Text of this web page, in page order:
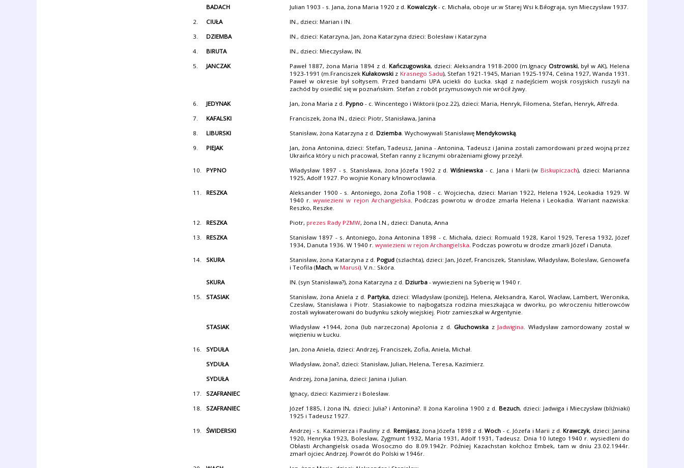
BADACH
Julian 1903 - s. Jana, żona Maria 1920 z d. Kowalczyk- c. Michała, oboje ur.w Starej Wsi k.Biłograja, syn Mieczysław 1937.
2.
CIUŁA
IN., dzieci: Marian i IN.
3.
DZIEMBA
IN., dzieci: Katarzyna, Jan, żona Katarzyna dzieci: Bolesław i Katarzyna
4.
BIRUTA
IN., dzieci: Mieczysław, IN.
5.
JANCZAK Paweł 1887, żona Maria 1894 z d. Kańczugowska, dzieci: Aleksandra 1918-2000 (m.Ignacy Ostrowski, był w AK), Helena
1923-1991 (m.Franciszek Kułakowski z Krasnego Sadu), Stefan 1921-1945, Marian 1925-1974, Celina 1927, Wanda 1931.
Paweł w okresie był sołtysem. Przed bandami UPA uciekli do Łucka. skąd z nadejściem wojsk rosyjskich ruszyli na
zachód by osiedlić się w poznańskim. Stefan z robót przymusowych nie wrócił żywy.
6.
JEDYNAK Jan, żona Maria z d. Pypno - c. Wincentego i Wiktorii (poz.22), dzieci: Maria, Henryk, Filomena, Stefan, Henryk, Alfreda.
7.
KAFALSKI
Franciszek, żona IN., dzieci: Piotr, Stanisława, Janina
8.
LIBURSKI Stanisław, żona Katarzyna z d. Dziemba. Wychowywali Stanisławę Mendykowską.
9.
PIEJAK
Jan, żona Antonina, dzieci: Stefan, Tadeusz, Janina - Antonina, Tadeusz i Janina zostali zamordowani przed wojną przez
Ukraińca który u nich pracował, Stefan ranny z licznymi obrażeniami głowy przeżył.
10.
PYPNO Władysław 1897 - s. Stanisława, żona Józefa 1902 z d.Wiśniewska - c. Jana i Marii (w Biskupiczach), dzieci: Marianna
1925, Adolf 1927. Po wojnie Konary k/Inowrocławia.
11.
RESZKA
Aleksander 1900 - s. Antoniego, żona Zofia 1908 - c. Wojciecha, dzieci: Marian 1922, Helena 1924, Leokadia 1929. W
1940 r.wywiezieni w rejon Archangielska. Podczas powrotu w drodze zmarła Helena i Leokadia. Wariant nazwiska:
Reszko, Reszke.
12.
RESZKA Piotr, prezes Rady PZMW, żona I.N., dzieci: Danuta, Anna
13.
RESZKA
Stanisław 1897 - s. Antoniego, żona Antonina 1898 - c. Michała, dzieci: Romuald 1928, Karol 1929, Teresa 1932, Józef
1934, Danuta 1936. W 1940 r.wywiezieni w rejon Archangielska. Podczas powrotu w drodze zmarli Józef i Danuta.
14.
SKURA Stanisław, żona Katarzyna z d. Pogud (szlachta), dzieci: Jan, Józef, Franciszek, Stanisław, Władysław, Bolesław, Genowefa
i Teofila (Mach, w Marusi). V.n.: Skóra.
SKURA
IN. (syn Stanisława?), żona Katarzyna z d. Dziurba - wywiezieni na Syberię w 1940 r.
15.
STASIAK Stanisław, żona Aniela z d. Partyka, dzieci: Władysław (poniżej), Helena, Aleksandra, Karol, Wacław, Lambert, Weronika,
Czesław, Stanisława i Piotr. Stasiakowie to najbogatsza rodzina mieszkająca w dworku, po wkroczeniu hitlerowców
zostali wykwaterowani do budynku szkoły wiejskiej. Piotr zamieszkał w Argentynie.
STASIAK
Władysław +1944, żona (lub narzeczona) Apolonia z d. Głuchowska z Jadwigina. Władysław zamordowany został w
więzieniu w Łucku.
16.
SYDUŁA
Jan, żona Aniela, dzieci: Andrzej, Franciszek, Zofia, Aniela, Michał.
SYDUŁA
Władysław, żona?, dzieci: Stanisław, Julian, Helena, Teresa, Kazimierz.
SYDUŁA
Andrzej, żona Janina, dzieci: Janina i Julian.
17.
SZAFRANIEC
Ignacy, dzieci: Kazimierz i Bolesław.
18.
SZAFRANIEC Józef 1885, I żona IN, dzieci: Julia? i Antonina?. II żona Karolina 1900 z d. Bezuch, dzieci: Jadwiga i Mieczysław (bliźniaki)
1925 i Tadeusz 1927.
19.
ŚWIDERSKI Andrzej - s. Kazimierza i Pauliny z d. Remijasz, żona Józefa 1898 z d.Woch - c. Józefa i Marii z d. Krawczyk, dzieci: Janina
1920, Henryka 1923, Bolesław, Zygmunt 1932, Maria 1931, Adolf 1931, Tadeusz. Dnia 10 lutego 1940 r. wysiedleni do
Obłasti Archangielsk osada Wosoczno do 8.09.1942r. Później Kazachstan kołchoz Embek, tam w dniu 23.02.1944r.
zmarł ojciec Andrzej. Powrót do Polski w 1946r.